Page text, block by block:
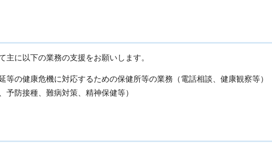
に以下の業務の支援をお願いします。
等の健康危機に対応するための保健所等の業務（電話相談、健康観察等）
予防接種、難病対策、精神保健等）